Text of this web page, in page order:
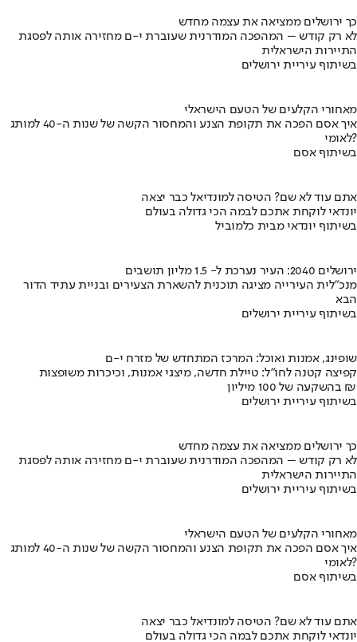
כך ירושלים ממציאה את עצמה מחדש
לא רק קודש – המהפכה המודרנית שעוברת י-ם מחזירה אותה לפסגת
התיירות הישראלית
בשיתוף עיריית ירושלים
מאחורי הקלעים של הטעם הישראלי
איך אסם הפכה את תקופת הצנע והמחסור הקשה של שנות ה-40 למותג
לאומי?
בשיתוף אסם
אתם עוד לא שם? הטיסה למונדיאל כבר יצאה
יונדאי לוקחת אתכם לבמה הכי גדולה בעולם
בשיתוף יונדאי מבית כלמוביל
ירושלים 2040: העיר נערכת ל- 1.5 מליון תושבים
מנכ"לית העירייה מציגה תוכנית להשארת הצעירים ובניית עתיד הדור
הבא
בשיתוף עיריית ירושלים
שופינג, אמנות ואוכל: המרכז המתחדש של מזרח י-ם
קפיצה קטנה לחו"ל: טיילת חדשה, מיצגי אמנות, וכיכרות משופצות
בהשקעה של 100 מיליון ₪
בשיתוף עיריית ירושלים
כך ירושלים ממציאה את עצמה מחדש
לא רק קודש – המהפכה המודרנית שעוברת י-ם מחזירה אותה לפסגת
התיירות הישראלית
בשיתוף עיריית ירושלים
מאחורי הקלעים של הטעם הישראלי
איך אסם הפכה את תקופת הצנע והמחסור הקשה של שנות ה-40 למותג
לאומי?
בשיתוף אסם
אתם עוד לא שם? הטיסה למונדיאל כבר יצאה
יונדאי לוקחת אתכם לבמה הכי גדולה בעולם